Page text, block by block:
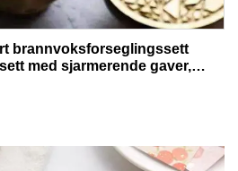
brannvoksforseglingssett
med sjarmerende gaver,